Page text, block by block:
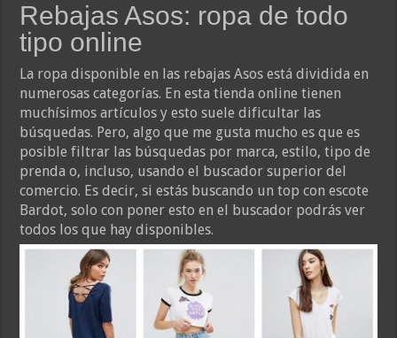
Rebajas Asos: ropa de todo
tipo online
La ropa disponible en las rebajas Asos está dividida en
numerosas categorías. En esta tienda online tienen
muchísimos artículos y esto suele dificultar las
búsquedas. Pero, algo que me gusta mucho es que es
posible filtrar las búsquedas por marca, estilo, tipo de
prenda o, incluso, usando el buscador superior del
comercio. Es decir, si estás buscando un top con escote
Bardot, solo con poner esto en el buscador podrás ver
todos los que hay disponibles.